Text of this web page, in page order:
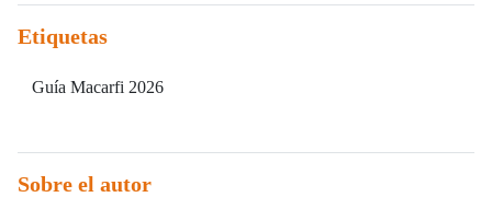
Etiquetas
Guía Macarfi 2026
Sobre el autor